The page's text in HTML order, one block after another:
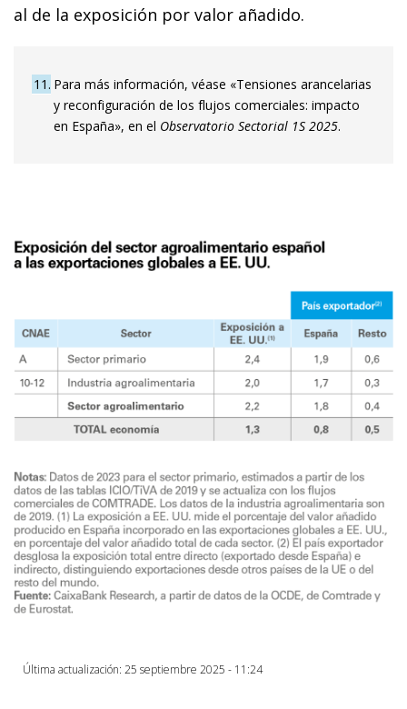
al de la exposición por valor añadido.
11 Para más información, véase «Tensiones arancelarias
y reconfiguración de los flujos comerciales: impacto
en España», en el Observatorio Sectorial 1S 2025.
Última actualización: 25 septiembre 2025 - 11:24